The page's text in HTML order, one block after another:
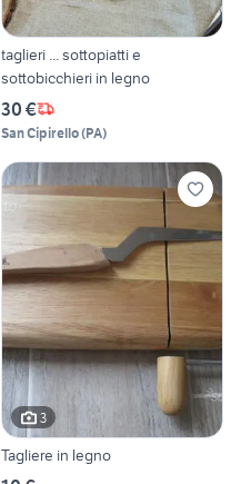
taglieri ... sottopiatti e
sottobicchieri in legno
30 €
San Cipirello(PA)
3
Tagliere in legno